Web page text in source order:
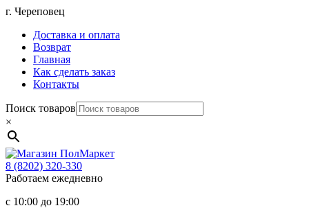
Перейти
содержимому
г. Череповец
Доставка и оплата
Возврат
Главная
Как сделать заказ
Контакты
Поиск товаров
×
Магазин
8 (8202) 320-330
Работаем ежедневно
с 10:00 до 19:00